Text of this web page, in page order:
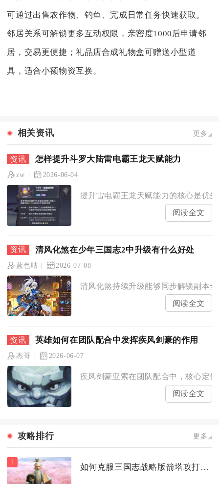
可通过出售农作物、钓鱼、完成日常任务快速获取。
邻居关系可解锁更多互动权限，亲密度1000后申请邻
居，交易更便捷；礼品店合成礼物盒可赠送小型道
具，适合小额物资互换。
相关资讯 更多
怎样提升斗罗大陆雷电霸王龙天赋能力
zw 2026-06-04
提升雷电霸王龙天赋能力的核心是优
阅读全文
清风化煞在少年三国志2中升级有什么好处
蓝色咕 2026-07-08
清风化煞持续升级能够同步解锁副本
阅读全文
英雄如何在团队配合中发挥疾风剑豪的作用
杰哥 2026-06-07
疾风剑豪亚索在团队配合中，核心定
阅读全文
攻略排行 更多
1
如何克服三国志战略版箭塔攻打中的困难